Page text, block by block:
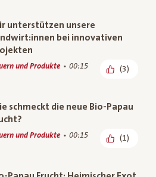
unterstützen unsere
bei innovativen
und Produkte 00:15 (3)
schmeckt die neue Bio-Papau
und Produkte 00:15 (1)